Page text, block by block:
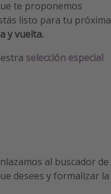
te proponemos
listo para tu próxima
y vuelta.
selección especial
al buscador de
desees y formalizar la